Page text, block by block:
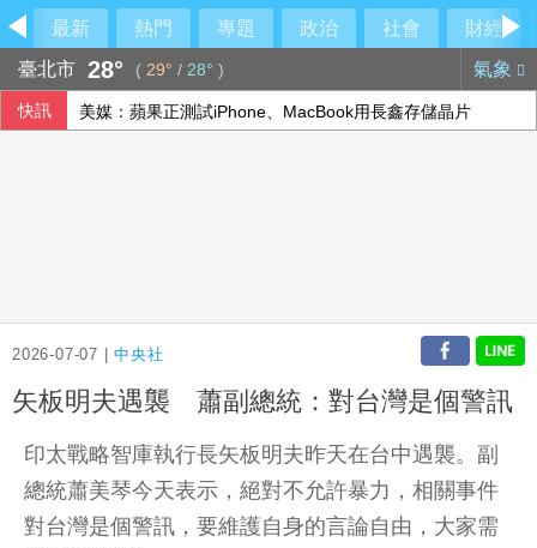
最新 熱門 專題 政治 社會
財經
臺北市 28° ( 29° / 28° ) 氣象
快訊 美媒：蘋果正測試iPhone、MacBook用長鑫存儲晶片
2026-07-07 |中央社
矢板明夫遇襲 蕭副總統：對台灣是個警訊
印太戰略智庫執行長矢板明夫昨天在台中遇襲。副
總統蕭美琴今天表示，絕對不允許暴力，相關事件
對台灣是個警訊，要維護自身的言論自由，大家需